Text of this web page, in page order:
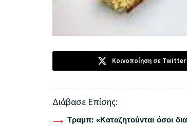
Κοινοποίηση σε Twitter
Διάβασε Επίσης:
Τραμπ: «Καταζητούνται όσοι